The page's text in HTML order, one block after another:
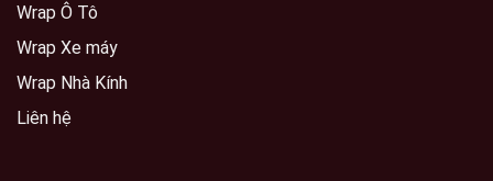
Wrap Ô Tô
Wrap Xe máy
Wrap Nhà Kính
Liên hệ